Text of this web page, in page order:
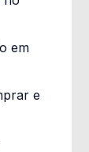
em
e